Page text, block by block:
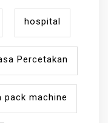
hospital
Percetakan
pack machine